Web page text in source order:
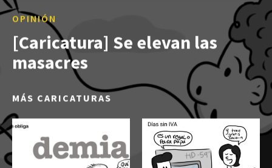
OPINIÓN
[Caricatura] Se elevan las
masacres
MÁS CARICATURAS